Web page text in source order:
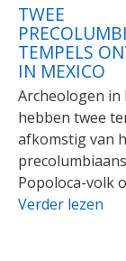
TWEE
TEMPELS
IN MEXICO
Archeologen in
hebben twee
afkomstig van
Popoloca-volk
Verder lezen